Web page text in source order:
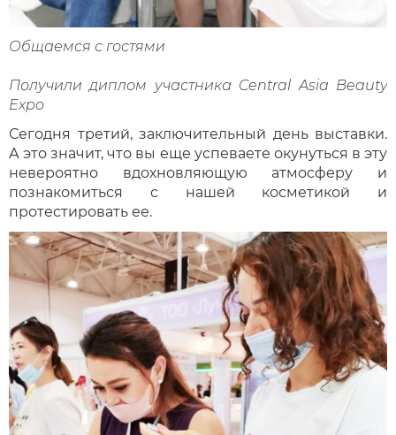
Общаемся с гостями
Получили диплом участника Central Asia Beauty
Expo
Сегодня третий, заключительный день выставки.
А это значит, что вы еще успеваете окунуться в эту
невероятно вдохновляющую атмосферу и
познакомиться с нашей косметикой и
протестировать ее.